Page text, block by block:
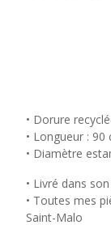
• Dorure
• Longueur :
• Diamètre
• Livré dans
• Toutes mes
Saint-Malo